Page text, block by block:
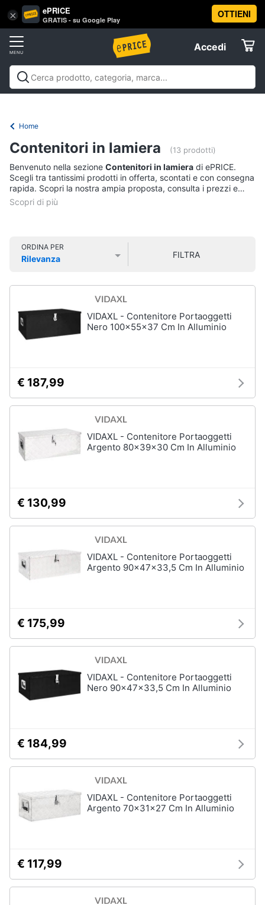
× ePRICE
GRATIS - su Google Play
OTTIENI
Accedi
Accedi
Registrati
Offerte
Informatica
Telefonia
Tv
Cinema
home
Videogiochi
Clima
Arredo
Giardinaggio
Salute
igiene
Giocattoli
Prima
Fotografia
Abbigliamento
Animali
Libri,
Vai
al
Home
Contenitori in lamiera (13 prodotti)
Benvenuto nella sezione Contenitori in lamiera di ePRICE.
Scegli tra tantissimi prodotti in offerta, scontati e con consegna
rapida. Scopri la nostra ampia proposta, consulta i prezzi e
acquista comodamente online.
ORDINA PER
Rilevanza
FILTRA
VIDAXL - Contenitore Portaoggetti
Nero 100x55x37 Cm In Alluminio
€ 187,99
VIDAXL - Contenitore Portaoggetti
Argento 80x39x30 Cm In Alluminio
€ 130,99
VIDAXL - Contenitore Portaoggetti
Argento 90x47x33,5 Cm In Alluminio
€ 175,99
VIDAXL - Contenitore Portaoggetti
Nero 90x47x33,5 Cm In Alluminio
€ 184,99
VIDAXL - Contenitore Portaoggetti
Argento 70x31x27 Cm In Alluminio
€ 117,99